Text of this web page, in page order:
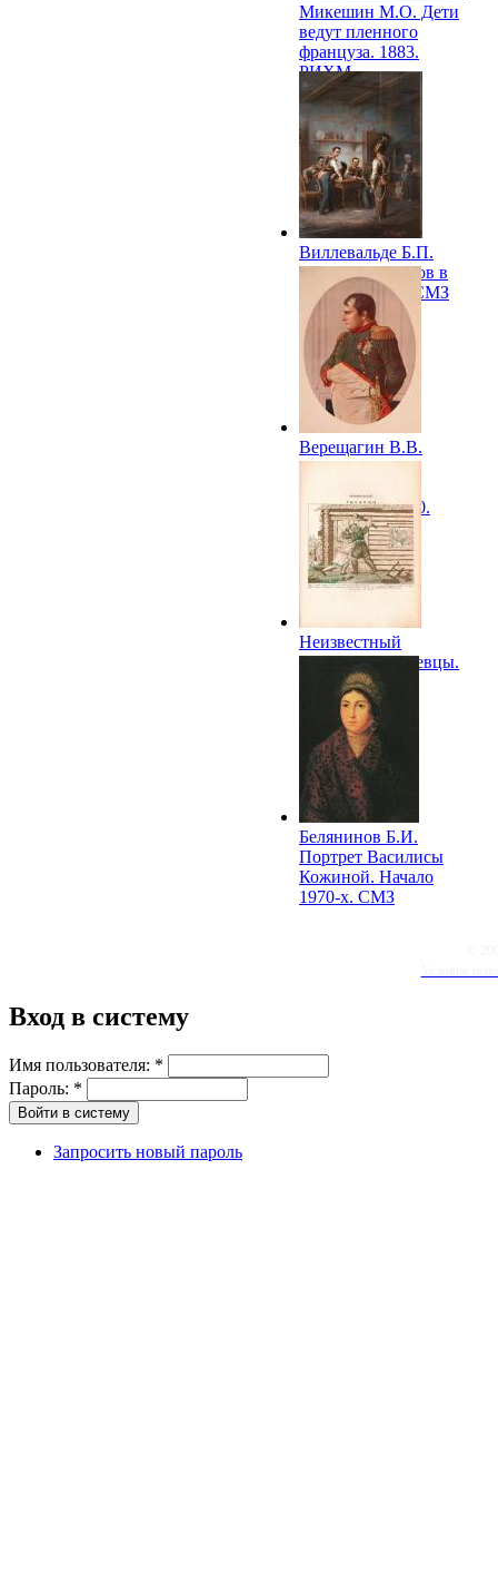
Микешин М.О. Дети
ведут пленного
француза. 1883.
РИХМ
Виллевальде Б.П.
Постой офицеров в
деревне. 1886. СМЗ
Верещагин В.В.
Наполеон в
перемирия. 1900.
РИХМ
Неизвестный
художник. Сычевцы.
1912. СМЗ
Белянинов Б.И.
Портрет Василисы
Кожиной. Начало
1970-х. СМЗ
Вход в систему
Имя пользователя: *
Пароль: *
Запросить новый пароль